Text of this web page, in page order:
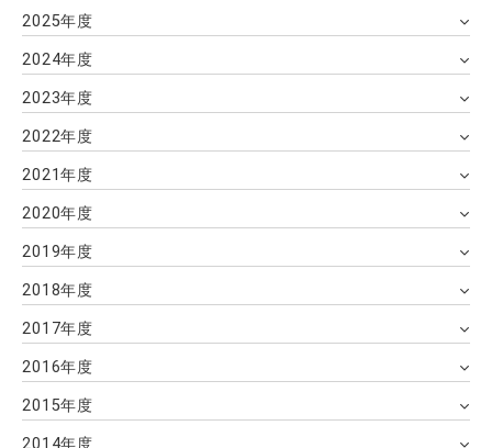
2025年度
2024年度
2023年度
2022年度
2021年度
2020年度
2019年度
2018年度
2017年度
2016年度
2015年度